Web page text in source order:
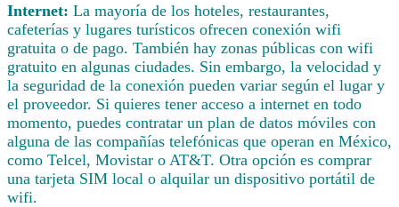
Internet: La mayoría de los hoteles, restaurantes,
cafeterías y lugares turísticos ofrecen conexión wifi
gratuita o de pago. También hay zonas públicas con wifi
gratuito en algunas ciudades. Sin embargo, la velocidad y
la seguridad de la conexión pueden variar según el lugar y
el proveedor. Si quieres tener acceso a internet en todo
momento, puedes contratar un plan de datos móviles con
alguna de las compañías telefónicas que operan en México,
como Telcel, Movistar o AT&T. Otra opción es comprar
una tarjeta SIM local o alquilar un dispositivo portátil de
wifi.